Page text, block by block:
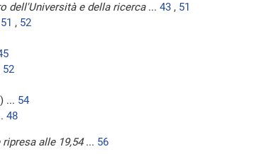
dell'Università e della ricerca... 43 , 51
51 , 52
52
... 54
48
alle 19,54... 56